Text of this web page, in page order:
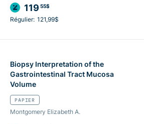
119 55$
Régulier: 121,99$
Biopsy Interpretation of the
Gastrointestinal Tract Mucosa
Volume
PAPIER
Montgomery Elizabeth A.